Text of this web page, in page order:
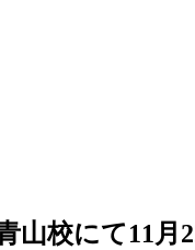
山校にて11月